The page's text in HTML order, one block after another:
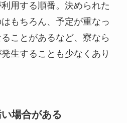
用する順番。決められた
もちろん、予定が重なっ
ことがあるなど、寮なら
生することも少なくあり
場合がある